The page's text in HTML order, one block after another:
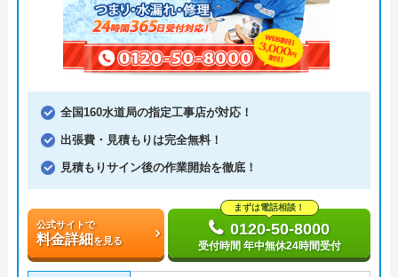
全国160水道局の指定工事店が対応！
出張費・見積もりは完全無料！
見積もりサイン後の作業開始を徹底！
公式サイトで
料金詳細を見る
まずは電話相談！
0120-50-8000
受付時間 年中無休24時間受付